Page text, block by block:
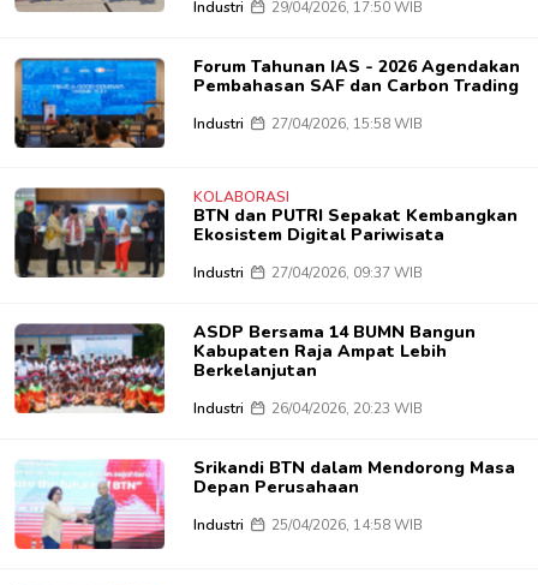
Industri 29/04/2026, 17:50 WIB
Forum Tahunan IAS - 2026 Agendakan
Pembahasan SAF dan Carbon Trading
Industri 27/04/2026, 15:58 WIB
KOLABORASI
BTN dan PUTRI Sepakat Kembangkan
Ekosistem Digital Pariwisata
Industri 27/04/2026, 09:37 WIB
ASDP Bersama 14 BUMN Bangun
Kabupaten Raja Ampat Lebih
Berkelanjutan
Industri 26/04/2026, 20:23 WIB
Srikandi BTN dalam Mendorong Masa
Depan Perusahaan
Industri 25/04/2026, 14:58 WIB